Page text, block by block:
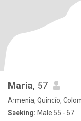
Maria, 57
Armenia, Quindío,
Seeking: Male 55 - 67